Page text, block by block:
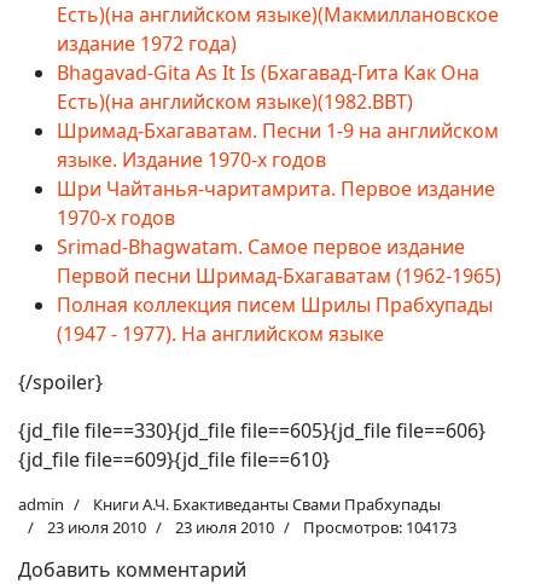
Есть)(на английском языке)(Макмиллановское
издание 1972 года)
Bhagavad-Gita As It Is (Бхагавад-Гита Как Она
Есть)(на английском языке)(1982.BBT)
Шримад-Бхагаватам. Песни 1-9 на английском
языке. Издание 1970-х годов
Шри Чайтанья-чаритамрита. Первое издание
1970-х годов
Srimad-Bhagwatam. Самое первое издание
Первой песни Шримад-Бхагаватам (1962-1965)
Полная коллекция писем Шрилы Прабхупады
(1947 - 1977). На английском языке
{/spoiler}
{jd_file file==330}{jd_file file==605}{jd_file file==606}
{jd_file file==609}{jd_file file==610}
admin
Книги А.Ч. Бхактиведанты Свами Прабхупады
23 июля 2010
23 июля 2010 Просмотров: 104173
Добавить комментарий